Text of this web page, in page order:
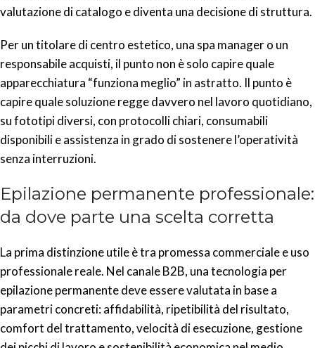
valutazione di catalogo e diventa una decisione di struttura.
Per un titolare di centro estetico, una spa manager o un
responsabile acquisti, il punto non è solo capire quale
apparecchiatura “funziona meglio” in astratto. Il punto è
capire quale soluzione regge davvero nel lavoro quotidiano,
su fototipi diversi, con protocolli chiari, consumabili
disponibili e assistenza in grado di sostenere l’operatività
senza interruzioni.
Epilazione permanente professionale:
da dove parte una scelta corretta
La prima distinzione utile è tra promessa commerciale e uso
professionale reale. Nel canale B2B, una tecnologia per
epilazione permanente deve essere valutata in base a
parametri concreti: affidabilità, ripetibilità del risultato,
comfort del trattamento, velocità di esecuzione, gestione